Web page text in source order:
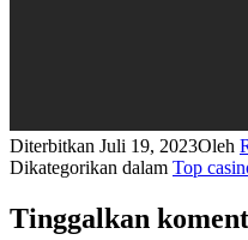
Diterbitkan Juli 19, 2023Oleh
Dikategorikan dalam Top
Tinggalkan